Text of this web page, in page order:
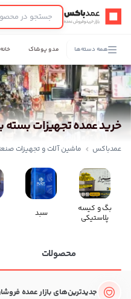
عمدباکس — بازگشت به صفحه اصلی
جستجو
همه دسته‌ها مد و پوشاک
خرید عمده تجهیزات بسته
عمدباکس ماشین آلات و تجهیزات
بگ و کیسه
پلاستیکی
سبد
محصولات
جدیدترین‌های بازار عمده